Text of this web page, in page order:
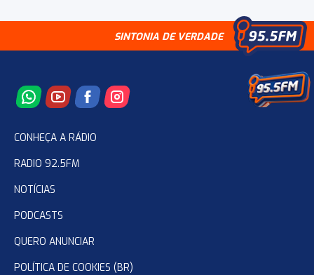
SINTONIA DE VERDADE
CONHEÇA A RÁDIO
RADIO 92.5FM
NOTÍCIAS
PODCASTS
QUERO ANUNCIAR
POLÍTICA DE COOKIES (BR)